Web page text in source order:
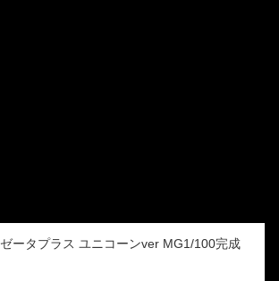
ゼータプラス ユニコーンver MG1/100完成